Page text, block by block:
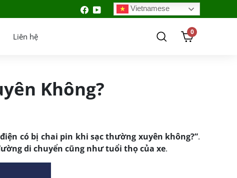
Vietnamese
Liên hệ
0
Không?
có bị chai pin khi sạc thường xuyên không?”.
di chuyển cũng như tuổi thọ của xe.